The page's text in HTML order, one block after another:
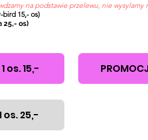
na podstawie przelewu, nie wysylamy
15,- os)
25,- os)
os. 15,-
os. 25,-